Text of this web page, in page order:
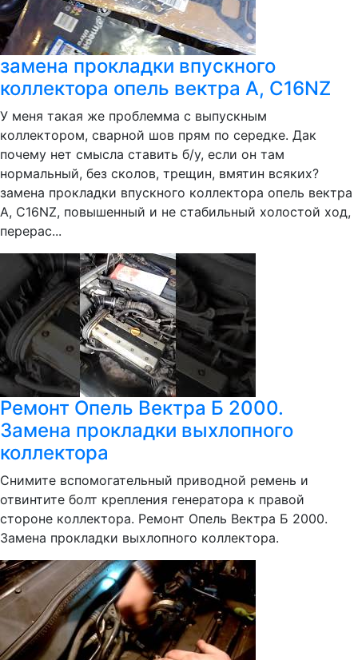
замена прокладки впускного
коллектора опель вектра А, C16NZ
У меня такая же проблемма с выпускным
коллектором, сварной шов прям по середке. Дак
почему нет смысла ставить б/у, если он там
нормальный, без сколов, трещин, вмятин всяких?
замена прокладки впускного коллектора опель вектра
А, C16NZ, повышенный и не стабильный холостой ход,
перерас...
Ремонт Опель Вектра Б 2000.
Замена прокладки выхлопного
коллектора
Снимите вспомогательный приводной ремень и
отвинтите болт крепления генератора к правой
стороне коллектора. Ремонт Опель Вектра Б 2000.
Замена прокладки выхлопного коллектора.